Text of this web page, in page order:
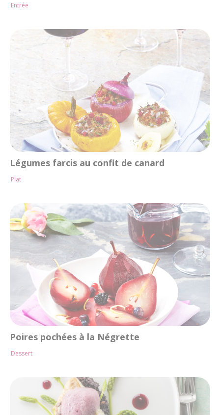
Entrée
Légumes farcis au confit de canard
Plat
Poires pochées à la Négrette
Dessert